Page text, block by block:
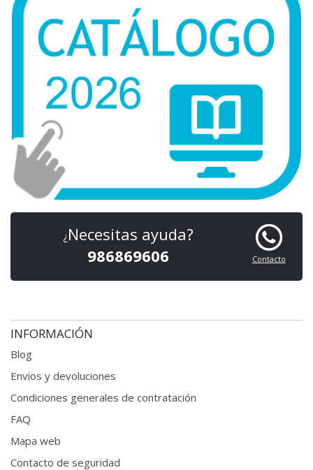
Contacto
¿ Necesitas ayuda?
986869606
INFORMACIÓN
Blog
Envios y devoluciones
Condiciones generales de contratación
FAQ
Mapa web
Contacto de seguridad